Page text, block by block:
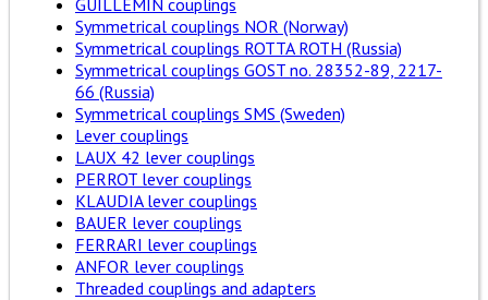
GUILLEMIN couplings
Symmetrical couplings NOR (Norway)
Symmetrical couplings ROTTA ROTH (Russia)
Symmetrical couplings GOST no. 28352-89, 2217-
66 (Russia)
Symmetrical couplings SMS (Sweden)
Lever couplings
LAUX 42 lever couplings
PERROT lever couplings
KLAUDIA lever couplings
BAUER lever couplings
FERRARI lever couplings
ANFOR lever couplings
Threaded couplings and adapters